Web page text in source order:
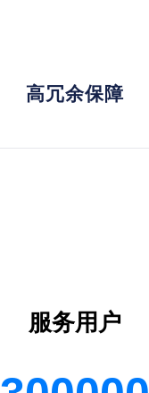
高冗余保障
服务用户